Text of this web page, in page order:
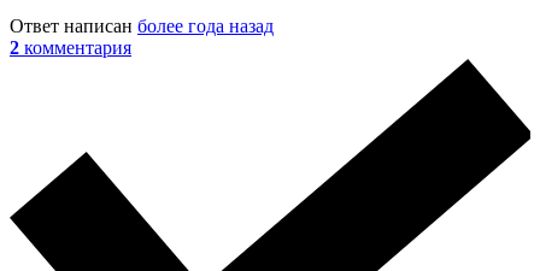
Ответ написан более года назад
2 комментария